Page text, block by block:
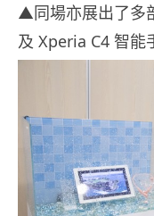
▲同場亦展出了多
及 Xperia C4 智能